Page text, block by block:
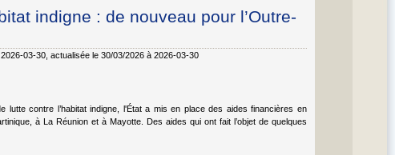
indigne : de nouveau pour l’Outre-
03-30 , actualisée le 30/03/2026 à 2026-03-30
lutte contre l’habitat indigne, l'État a mis en place des aides financières en
à La Réunion et à Mayotte. Des aides qui ont fait l’objet de quelques